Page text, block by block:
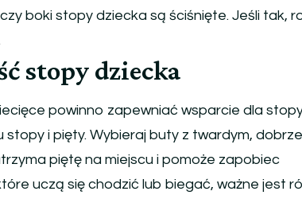
boki stopy dziecka są ściśnięte. Jeśli tak,
stopy dziecka
powinno zapewniać wsparcie dla
stopy i pięty. Wybieraj buty z twardym, dobrze
piętę na miejscu i pomoże zapobiec
uczą się chodzić lub biegać, ważne jest